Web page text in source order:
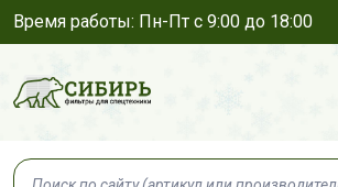
Время работы: Пн-Пт с 9:00 до 18:00